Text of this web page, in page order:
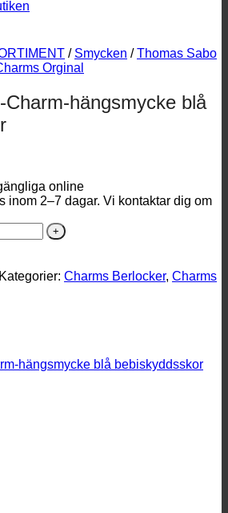
/ Smycken / Thomas Sabo
Orginal
hängsmycke blå
online
inom 2–7 dagar. Vi kontaktar dig om
Kategorier: Charms Berlocker, Charms